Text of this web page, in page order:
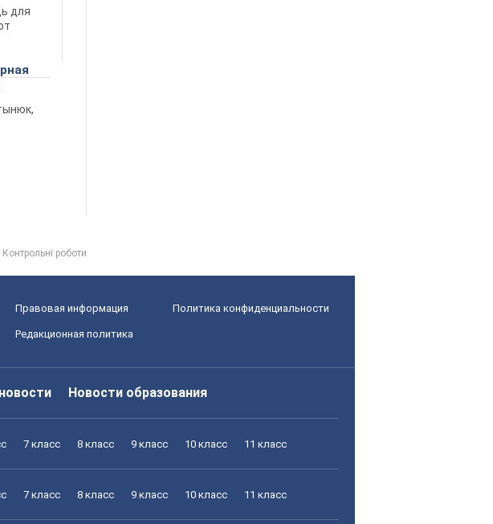
для
Контрольні роботи
Правовая информация Политика конфиденциальности
Редакционная политика
Новости образования
7 класс 8 класс 9 класс 10 класс 11 класс
7 класс 8 класс 9 класс 10 класс 11 класс